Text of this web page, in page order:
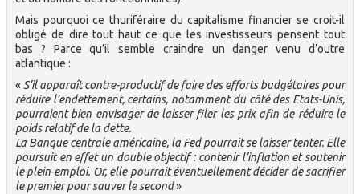
Mais pourquoi ce thuriféraire du capitalisme financier se croit-il
obligé de dire tout haut ce que les investisseurs pensent tout
bas ? Parce qu’il semble craindre un danger venu d’outre
atlantique :
«S’il apparaît contre-productif de faire des efforts budgétaires pour
réduire l’endettement, certains, notamment du côté des Etats-Unis,
pourraient bien envisager de laisser filer les prix afin de réduire le
poids relatif de la dette.
La Banque centrale américaine, la Fed pourrait se laisser tenter. Elle
poursuit en effet un double objectif : contenir l’inflation et soutenir
le plein-emploi. Or, elle pourrait éventuellement décider de sacrifier
le premier pour sauver le second»